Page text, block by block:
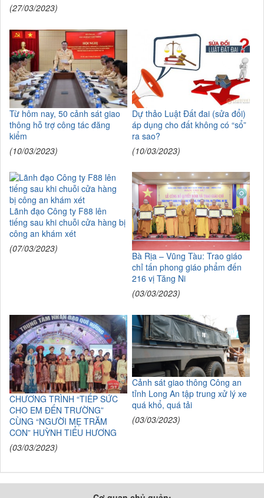
(27/03/2023)
Từ hôm nay, 50 cảnh sát giao
thông hỗ trợ công tác đăng
kiểm
(10/03/2023)
Dự thảo Luật Đất đai (sửa đổi)
áp dụng cho đất không có “sổ”
ra sao?
(10/03/2023)
Lãnh đạo Công ty F88 lên
tiếng sau khi chuỗi cửa hàng bị
công an khám xét
(07/03/2023)
Bà Rịa – Vũng Tàu: Trao giáo
chỉ tấn phong giáo phẩm đến
216 vị Tăng Ni
(03/03/2023)
CHƯƠNG TRÌNH “TIẾP SỨC
CHO EM ĐẾN TRƯỜNG”
CÙNG “NGƯỜI MẸ TRĂM
CON” HUỲNH TIỂU HƯƠNG
(03/03/2023)
Cảnh sát giao thông Công an
tỉnh Long An tập trung xử lý xe
quá khổ, quá tải
(03/03/2023)